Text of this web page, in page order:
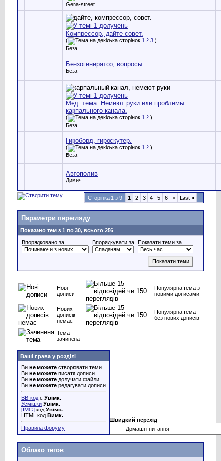
Gena-street
Компрессор, дайте совет.
( 1 2 3 )
Беза
Бензогенератор, вопросы.
Беза
Мед. тема. Немеют руки или проблемы
карпального канала.
( 1 2 )
Беза
Гироборд, гироскутер.
( 1 2 )
Беза
Автополив
Димич
Сторінка 1 з 9 1 2 3 4 5 6 > Last »
Параметри перегляду
Показано тем з 1 по 30, всього 256
Впорядковано за
Впорядкувати за Показати теми за
Нові
дописи
Популярна тема з
новими дописами
Нових
дописів
немає
Популярна тема
без нових дописів
Тема
зачинена
Ваші права у розділі
Ви не можете створювати теми
Ви не можете писати дописи
Ви не можете долучати файли
Ви не можете редагувати дописи
BB-код є Увімк.
Усмішки Увімк.
[IMG] код Увімк.
HTML код Вимк.
Правила форуму
Швидкий перехід
Облако тегов